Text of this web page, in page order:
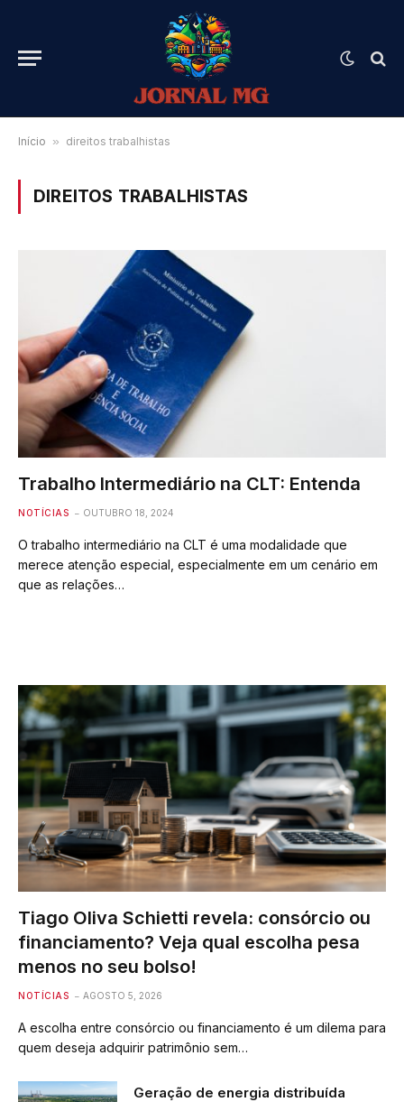
Início » direitos trabalhistas
DIREITOS TRABALHISTAS
Trabalho Intermediário na CLT: Entenda
NOTÍCIAS OUTUBRO 18, 2024
O trabalho intermediário na CLT é uma modalidade que
merece atenção especial, especialmente em um cenário em
que as relações…
Tiago Oliva Schietti revela: consórcio ou
financiamento? Veja qual escolha pesa
menos no seu bolso!
NOTÍCIAS AGOSTO 5, 2026
A escolha entre consórcio ou financiamento é um dilema para
quem deseja adquirir patrimônio sem…
Geração de energia distribuída